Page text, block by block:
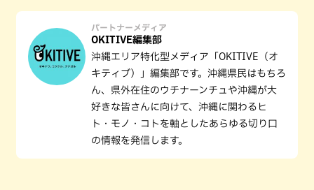
パートナーメディア
OKITIVE編集部
沖縄エリア特化型メディア「OKITIVE（オ
キティブ）」編集部です。沖縄県民はもちろ
ん、県外在住のウチナーンチュや沖縄が大
好きな皆さんに向けて、沖縄に関わるヒ
ト・モノ・コトを軸としたあらゆる切り口
の情報を発信します。